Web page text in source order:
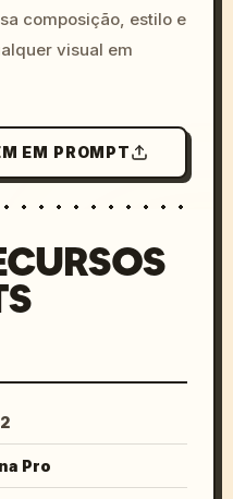
composição, estilo e
visual em
EM PROMPT
Pro